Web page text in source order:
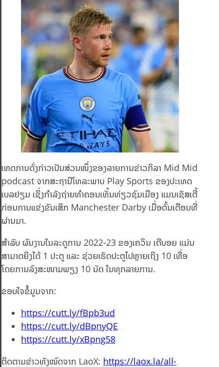
ເຫດການດັ່ງກ່າວເປັນສ່ວນໜຶ່ງຂອງລາຍການຂ່າວກິລາ Mid Mid
podcast ຈາກສະຖານີໂທລະພາບ Play Sports ຂອງປະເທດ
ເບລຢຽມ ເຊິ່ງກຳລັງຖ່າຍທຳຄອນເທັ້ນທ່ຽວຊົມເມືອງ ແມນເຊັສເຕີ້
ກ່ອນການແຂ່ງຂັນເສິກ Manchester Darby ເມື່ອຕົ້ນເດືອນທີ່
ຜ່ານມາ.
ສຳລັບ ຜົນງານໃນລະດູການ 2022-23 ຂອງເຄວິນ ເດີບອຍ ແມ່ນ
ສາມາດຍິງໄດ້ 1 ປະຕູ ແລະ ຊ່ວຍເຮັດປະຕູໄປຫຼາຍເຖິງ 10 ເທື່ອ
ໂດຍການລົງສະໜາມພຽງ 10 ນັດ ໃນທຸກລາຍການ.
ຂອບໃຈຂໍ້ມູນຈາກ:
https://cutt.ly/fBpb3ud
https://cutt.ly/dBpnyQE
https://cutt.ly/xBpng58
ຕິດຕາມຂ່າວທັງໝົດຈາກ LaoX: https://laox.la/all-